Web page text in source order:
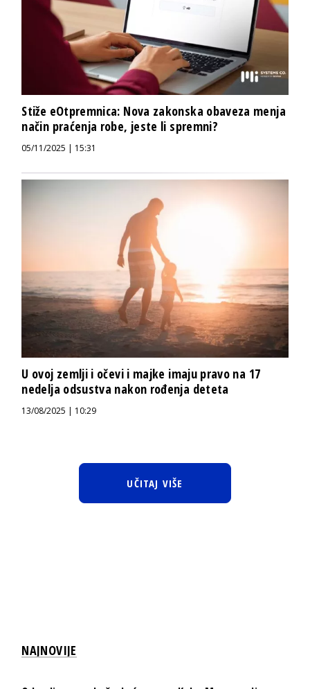
Stiže eOtpremnica: Nova zakonska obaveza menja
način praćenja robe, jeste li spremni?
05/11/2025 | 15:31
U ovoj zemlji i očevi i majke imaju pravo na 17
nedelja odsustva nakon rođenja deteta
13/08/2025 | 10:29
UČITAJ VIŠE
NAJNOVIJE